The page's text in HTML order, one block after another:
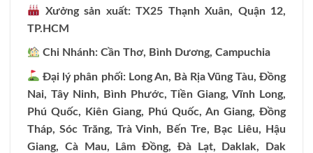
Xưởng sản xuất: TX25 Thạnh Xuân, Quận 12,
TP.HCM
Chi Nhánh: Cần Thơ, Bình Dương, Campuchia
Đại lý phân phối: Long An, Bà Rịa Vũng Tàu, Đồng
Nai, Tây Ninh, Bình Phước, Tiền Giang, Vĩnh Long,
Phú Quốc, Kiên Giang, Phú Quốc, An Giang, Đồng
Tháp, Sóc Trăng, Trà Vinh, Bến Tre, Bạc Liêu, Hậu
Giang, Cà Mau, Lâm Đồng, Đà Lạt, Daklak, Dak